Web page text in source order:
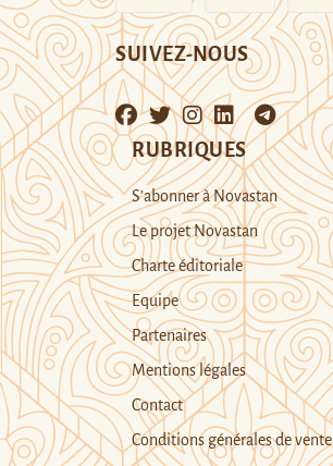
SUIVEZ-NOUS
RUBRIQUES
S’abonner à Novastan
Le projet Novastan
Charte éditoriale
Equipe
Partenaires
Mentions légales
Contact
Conditions générales de vente